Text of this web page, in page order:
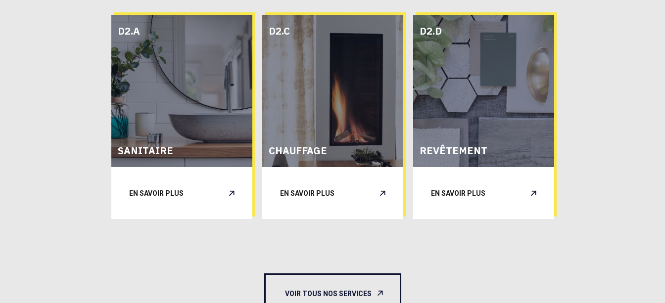
D2.A
SANITAIRE
EN SAVOIR PLUS
D2.C
CHAUFFAGE
EN SAVOIR PLUS
D2.D
REVÊTEMENT
EN SAVOIR PLUS
VOIR TOUS NOS SERVICES